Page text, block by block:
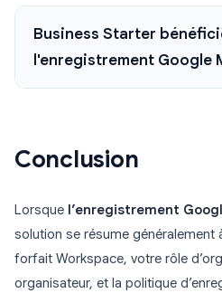
Business Starter
l'enregistrement Google
Conclusion
Lorsque l’enregistrement
solution se résume
forfait Workspace, votre rôle
organisateur, et la politique